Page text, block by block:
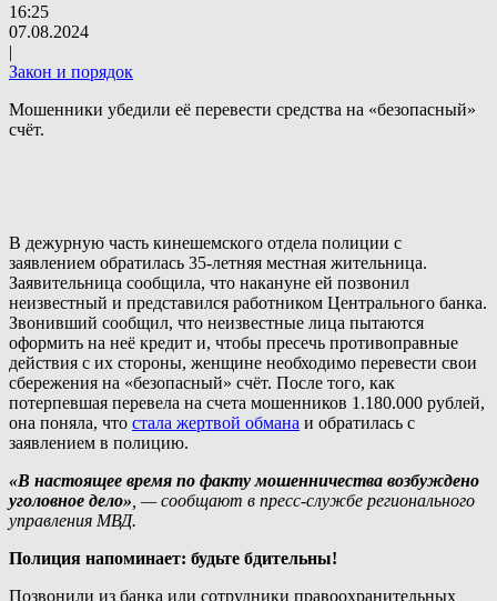
16:25
07.08.2024
|
Закон и порядок
Мошенники убедили её перевести средства на «безопасный»
счёт.
В дежурную часть кинешемского отдела полиции с
заявлением обратилась 35-летняя местная жительница.
Заявительница сообщила, что накануне ей позвонил
неизвестный и представился работником Центрального банка.
Звонивший сообщил, что неизвестные лица пытаются
оформить на неё кредит и, чтобы пресечь противоправные
действия с их стороны, женщине необходимо перевести свои
сбережения на «безопасный» счёт. После того, как
потерпевшая перевела на счета мошенников 1.180.000 рублей,
она поняла, что стала жертвой обмана и обратилась с
заявлением в полицию.
«В настоящее время по факту мошенничества возбуждено
уголовное дело» , — сообщают в пресс-службе регионального
управления МВД.
Полиция напоминает: будьте бдительны!
Позвонили из банка или сотрудники правоохранительных